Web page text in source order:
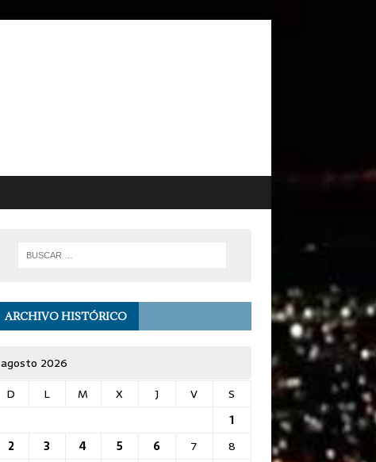
ARCHIVO HISTÓRICO
agosto 2026
D
L M X J V
S
1
2
3 4 5 6 7
8